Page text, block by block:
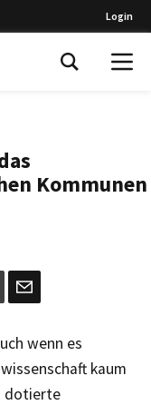
Login
Kommunen
wenn es
kaum
dotierte